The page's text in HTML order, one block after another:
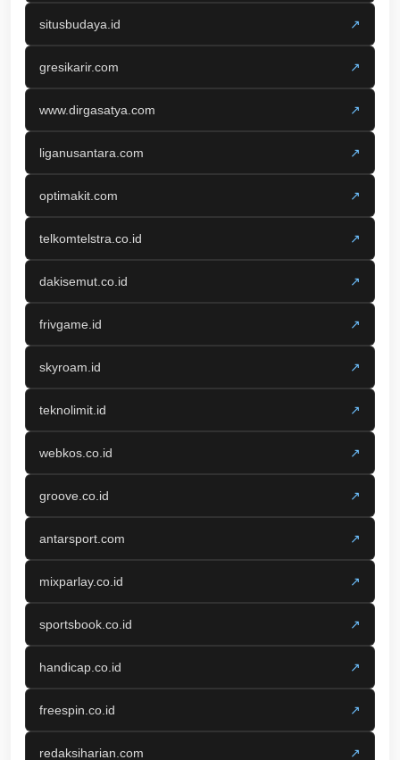
situsbudaya.id ↗
gresikarir.com ↗
www.dirgasatya.com ↗
liganusantara.com ↗
optimakit.com ↗
telkomtelstra.co.id ↗
dakisemut.co.id ↗
frivgame.id ↗
skyroam.id ↗
teknolimit.id ↗
webkos.co.id ↗
groove.co.id ↗
antarsport.com ↗
mixparlay.co.id ↗
sportsbook.co.id ↗
handicap.co.id ↗
freespin.co.id ↗
redaksiharian.com ↗